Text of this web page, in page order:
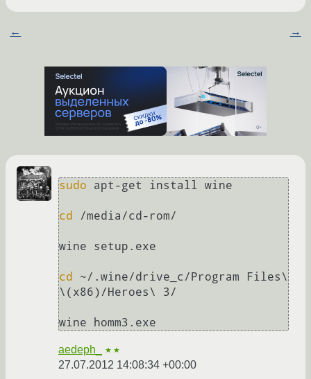
← →
sudo apt-get install wine
cd /media/cd-rom/
wine setup.exe
cd
~/.wine/drive_c/Program Files\
\(x86)/Heroes\ 3/
wine homm3.exe
aedeph_ ★★
27.07.2012 14:08:34 +00:00